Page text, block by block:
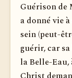
Guérison de
a donné vie
sein (peut-
guérir, car
la Belle-